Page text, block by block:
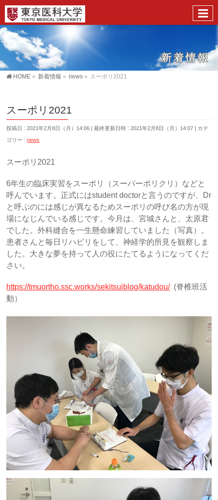
HOME » 新着情報 » news » スーポリ2021
スーポリ2021
投稿日 : 2021年2月8日（月）14:06 最終更新日時 : 2021年2月8日（月）14:07
カテ
ゴリー :news
スーポリ2021
6年生の臨床実習をスーポリ（スーパーポリクリ）などと
呼んでいます。正式にはstudent doctorと言うのですが、Dr
と呼ぶのには感じが異なるためスーポリの呼び名の方が現
場になじんでいる感じです。今月は、宮城さんと、太原君
でした。外科縫合を一生懸命練習していました（写真）。
患者さんと毎日リハビリをして、神経学的所見を観察しま
した。大きな夢を持って人の役にたてるようになってくだ
さい。
https://tmuortho.ssc.works/sekitsuiblog/katudou/(脊椎班活
動）